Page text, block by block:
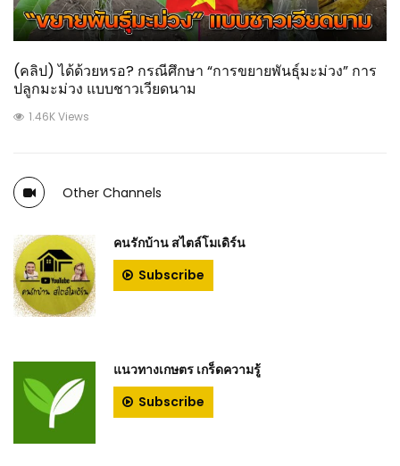
(คลิป) ได้ด้วยหรอ? กรณีศึกษา “การขยายพันธุ์มะม่วง” การ
ปลูกมะม่วง แบบชาวเวียดนาม
1.46K Views
Other Channels
คนรักบ้าน สไตล์โมเดิร์น
Subscribe
แนวทางเกษตร เกร็ดความรู้
Subscribe